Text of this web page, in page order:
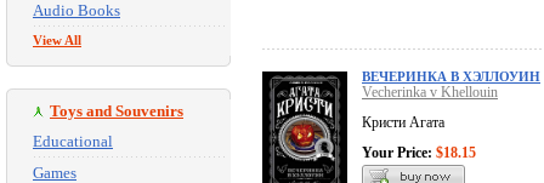
Audio Books
View All
Toys and Souvenirs
Educational
Games
ВЕЧЕРИНКА В ХЭЛЛОУИН
Vecherinka v Khellouin
Кристи Агата
Your Price: $18.15